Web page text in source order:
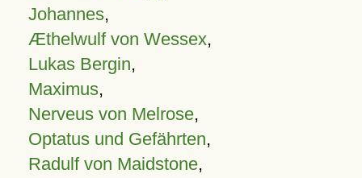
Johannes,
Æthelwulf von Wessex,
Lukas Bergin,
Maximus,
Nerveus von Melrose,
Optatus und Gefährten,
Radulf von Maidstone,